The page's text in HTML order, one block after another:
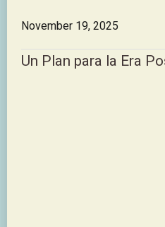
November 19, 2025
Un Plan para la Era